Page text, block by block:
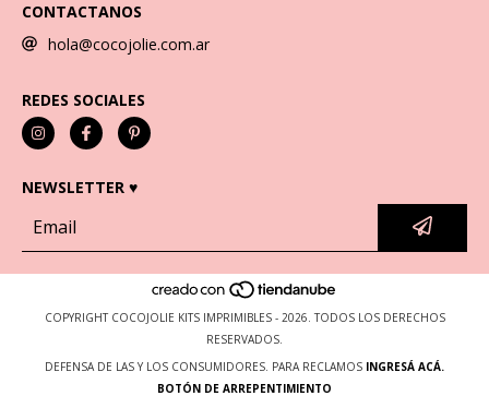
CONTACTANOS
hola@cocojolie.com.ar
REDES SOCIALES
NEWSLETTER ♥
COPYRIGHT COCOJOLIE KITS IMPRIMIBLES - 2026. TODOS LOS DERECHOS
RESERVADOS.
DEFENSA DE LAS Y LOS CONSUMIDORES. PARA RECLAMOS INGRESÁ ACÁ.
BOTÓN DE ARREPENTIMIENTO